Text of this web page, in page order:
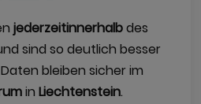
jederzeitinnerhalbdes
sind so deutlich besser
bleiben sicher im
in Liechtenstein.